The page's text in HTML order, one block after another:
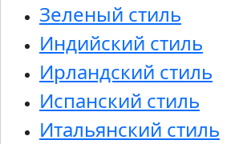
Зеленый стиль
Индийский стиль
Ирландский стиль
Испанский стиль
Итальянский стиль